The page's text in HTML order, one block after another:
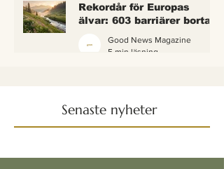
Rekordår för Europas
älvar: 603 barriärer borta
igen
Good News Magazine
5 min läsning
Senaste nyheter